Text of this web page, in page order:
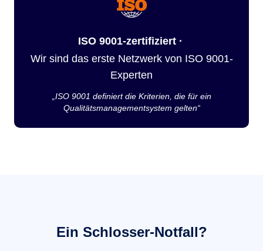
ISO 9001-zertifiziert ·
Wir sind das erste Netzwerk von ISO 9001-
Experten
„ISO 9001 definiert die Kriterien, die für ein
Qualitätsmanagementsystem gelten“
Ein Schlosser-Notfall?